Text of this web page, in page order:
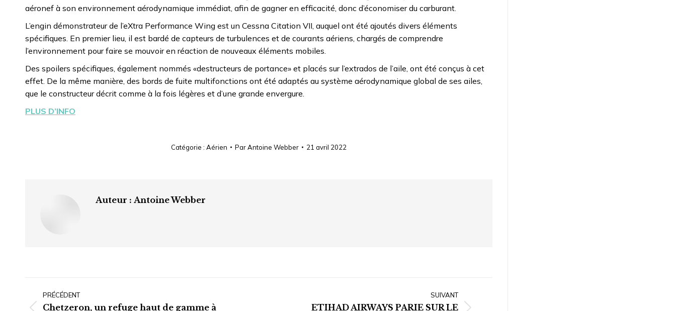
aéronef à son environnement aérodynamique immédiat, afin de gagner en efficacité, donc d’économiser du carburant.
L’engin démonstrateur de l’eXtra Performance Wing est un Cessna Citation VII, auquel ont été ajoutés divers éléments
spécifiques. En premier lieu, il est bardé de capteurs de turbulences et de courants aériens, chargés de comprendre
l’environnement pour faire se mouvoir en réaction de nouveaux éléments mobiles.
Des spoilers spécifiques, également nommés «destructeurs de portance» et placés sur l’extrados de l’aile, ont été conçus à cet
effet. De la même manière, des bords de fuite multifonctions ont été adaptés au système aérodynamique global de ses ailes,
que le constructeur décrit comme à la fois légères et d’une grande envergure.
PLUS D’INFO
Catégorie : Aérien ParAntoine Webber 21 avril 2022
Auteur : Antoine Webber
articlePRÉCÉDENT
Chetzeron, un refuge haut de gamme à
SUIVANT
ETIHAD AIRWAYS PARIE SUR LE